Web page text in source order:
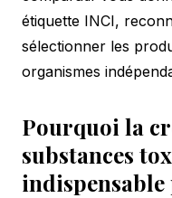
étiquette INCI,
sélectionner les
organismes
Pourquoi la
substances
indispensable